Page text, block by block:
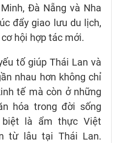
Đà Nẵng và Nha
đẩy giao lưu du lịch,
hội hợp tác mới.
tố giúp Thái Lan và
nhau hơn không chỉ
tế mà còn ở những
hóa trong đời sống
biệt là ẩm thực Việt
từ lâu tại Thái Lan.